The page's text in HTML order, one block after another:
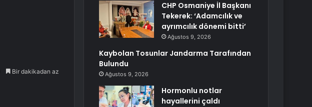
Bir dakikadan az
CHP Osmaniye İl Başkanı
Tekerek: ‘Adamcılık ve
ayrımcılık dönemi bitti’
Ağustos 9, 2026
Kaybolan Tosunlar Jandarma Tarafından
Bulundu
Ağustos 9, 2026
Hormonlu notlar
hayallerini çaldı